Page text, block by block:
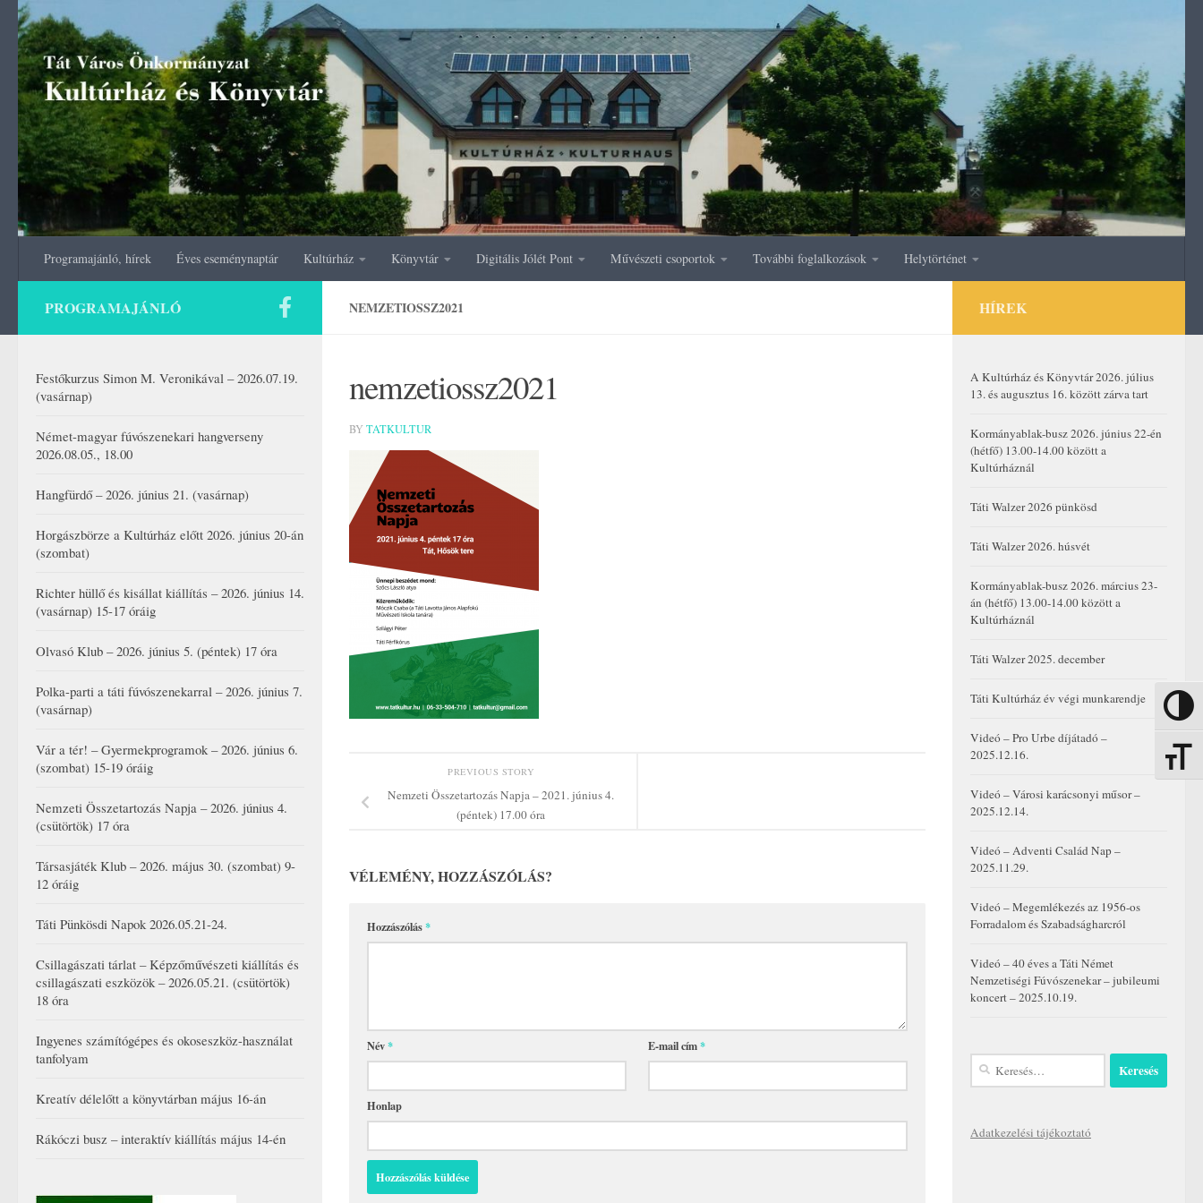
Nagy
Skip to content
Programajánló, hírek Éves eseménynaptár Kultúrház Könyvtár Digitális Jólét Pont Művészeti csoportok További foglalkozások Helytörténet
NEMZETIOSSZ2021
nemzetiossz2021
BY TATKULTUR
PREVIOUS STORY
Nemzeti Összetartozás Napja – 2021. június 4.
(péntek) 17.00 óra
VÉLEMÉNY, HOZZÁSZÓLÁS?
Hozzászólás*
Név* E-mail cím*
Honlap
PROGRAMAJÁNLÓ
Festőkurzus Simon M. Veronikával – 2026.07.19.
(vasárnap)
Német-magyar fúvószenekari hangverseny
2026.08.05., 18.00
Hangfürdő – 2026. június 21. (vasárnap)
Horgászbörze a Kultúrház előtt 2026. június 20-án
(szombat)
Richter hüllő és kisállat kiállítás – 2026. június 14.
(vasárnap) 15-17 óráig
Olvasó Klub – 2026. június 5. (péntek) 17 óra
Polka-parti a táti fúvószenekarral – 2026. június 7.
(vasárnap)
Vár a tér! – Gyermekprogramok – 2026. június 6.
(szombat) 15-19 óráig
Nemzeti Összetartozás Napja – 2026. június 4.
(csütörtök) 17 óra
Társasjáték Klub – 2026. május 30. (szombat) 9-
12 óráig
Táti Pünkösdi Napok 2026.05.21-24.
Csillagászati tárlat – Képzőművészeti kiállítás és
csillagászati eszközök – 2026.05.21. (csütörtök)
18 óra
Ingyenes számítógépes és okoseszköz-használat
tanfolyam
Kreatív délelőtt a könyvtárban május 16-án
Rákóczi busz – interaktív kiállítás május 14-én
HÍREK
A Kultúrház és Könyvtár 2026. július
13. és augusztus 16. között zárva tart
Kormányablak-busz 2026. június 22-én
(hétfő) 13.00-14.00 között a
Kultúrháznál
Táti Walzer 2026 pünkösd
Táti Walzer 2026. húsvét
Kormányablak-busz 2026. március 23-
án (hétfő) 13.00-14.00 között a
Kultúrháznál
Táti Walzer 2025. december
Táti Kultúrház év végi munkarendje
Videó – Pro Urbe díjátadó –
2025.12.16.
Videó – Városi karácsonyi műsor –
2025.12.14.
Videó – Adventi Család Nap –
2025.11.29.
Videó – Megemlékezés az 1956-os
Forradalom és Szabadságharcról
Videó – 40 éves a Táti Német
Nemzetiségi Fúvószenekar – jubileumi
koncert – 2025.10.19.
Keresés:
Adatkezelési tájékoztató